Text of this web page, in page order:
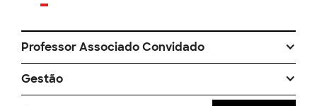
Professor Associado Convidado
Gestão